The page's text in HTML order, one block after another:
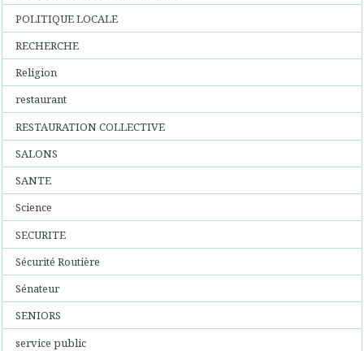
POLITIQUE LOCALE
RECHERCHE
Religion
restaurant
RESTAURATION COLLECTIVE
SALONS
SANTE
Science
SECURITE
Sécurité Routière
Sénateur
SENIORS
service public